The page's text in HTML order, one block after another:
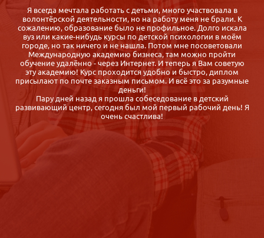
Для меня оказалось спасением: срочно нужен был диплом
педагога-психолога, а во всех ВУЗах обучение 5 месяцев и все
субботы воскресенья! Где их найти? Маме с двумя малышами,
которой через полгода надо устраиваться на работу после
декрет. отпуска.
Случайно нашла Международную Академию Бизнеса,
сравнила с другими предложениями дистанционных курсов и
выбрала именно iab.ru, так как: цены приемлемые, курс
отличается насыщенностью программы, обратная связь от
организаторов быстрая, корректная, гибкие сроки обучения
Спасибо. Диплом получила быстро, буквально через неделю
после сдачи экзаменов. Довольна.